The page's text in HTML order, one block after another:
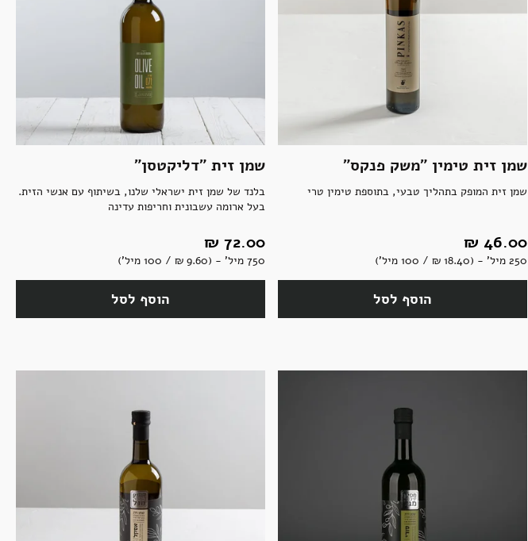
שמן זית טימין "משק פנקס"
שמן זית המופק בתהליך טבעי, בתוספת טימין טרי
46.00 ‏₪
250 מיל' - (18.40 ‏₪ / 100 מיל')
הוסף לסל
שמן זית "דליקטסן"
בלנד של שמן זית ישראלי שלנו, בשיתוף עם אנשי הזית.
בעל ארומה עשבונית וחריפות עדינה
72.00 ‏₪
750 מיל' - (9.60 ‏₪ / 100 מיל')
הוסף לסל